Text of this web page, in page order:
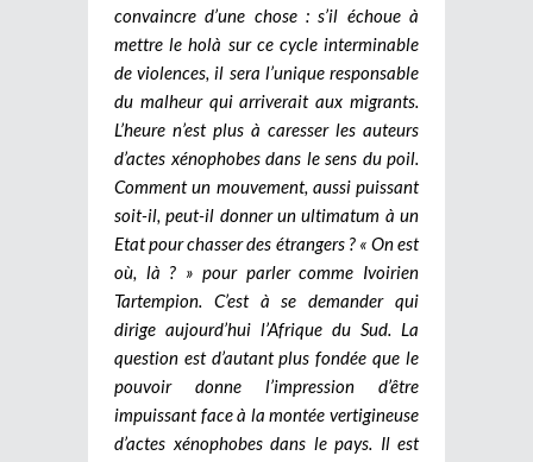
convaincre d’une chose : s’il échoue à
mettre le holà sur ce cycle interminable
de violences, il sera l’unique responsable
du malheur qui arriverait aux migrants.
L’heure n’est plus à caresser les auteurs
d’actes xénophobes dans le sens du poil.
Comment un mouvement, aussi puissant
soit-il, peut-il donner un ultimatum à un
Etat pour chasser des étrangers ? « On est
où, là ? » pour parler comme Ivoirien
Tartempion. C’est à se demander qui
dirige aujourd’hui l’Afrique du Sud. La
question est d’autant plus fondée que le
pouvoir donne l’impression d’être
impuissant face à la montée vertigineuse
d’actes xénophobes dans le pays. Il est